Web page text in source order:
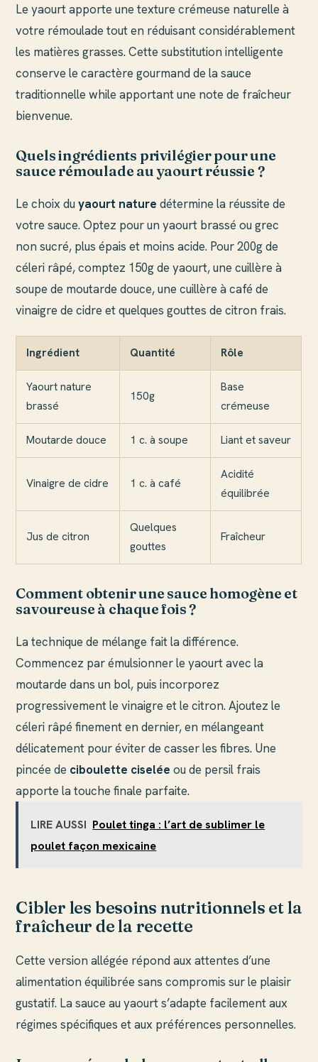
Le yaourt apporte une texture crémeuse naturelle à
votre rémoulade tout en réduisant considérablement
les matières grasses. Cette substitution intelligente
conserve le caractère gourmand de la sauce
traditionnelle while apportant une note de fraîcheur
bienvenue.
Quels ingrédients privilégier pour une
sauce rémoulade au yaourt réussie ?
Le choix duyaourt nature détermine la réussite de
votre sauce. Optez pour un yaourt brassé ou grec
non sucré, plus épais et moins acide. Pour 200g de
céleri râpé, comptez 150g de yaourt, une cuillère à
soupe de moutarde douce, une cuillère à café de
vinaigre de cidre et quelques gouttes de citron frais.
Ingrédient Quantité Rôle
Yaourt nature
brassé
150g
Base
crémeuse
Moutarde douce 1 c. à soupe Liant et saveur
Vinaigre de cidre 1 c. à café
Acidité
équilibrée
Jus de citron
Quelques
gouttes
Fraîcheur
Comment obtenir une sauce homogène et
savoureuse à chaque fois ?
La technique de mélange fait la différence.
Commencez par émulsionner le yaourt avec la
moutarde dans un bol, puis incorporez
progressivement le vinaigre et le citron. Ajoutez le
céleri râpé finement en dernier, en mélangeant
délicatement pour éviter de casser les fibres. Une
pincée de ciboulette ciselée ou de persil frais
apporte la touche finale parfaite.
LIRE AUSSI Poulet tinga : l’art de sublimer le
poulet façon mexicaine
Cibler les besoins nutritionnels et la
fraîcheur de la recette
Cette version allégée répond aux attentes d’une
alimentation équilibrée sans compromis sur le plaisir
gustatif. La sauce au yaourt s’adapte facilement aux
régimes spécifiques et aux préférences personnelles.